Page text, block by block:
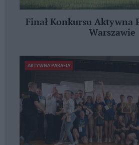
Finał Konkursu Aktywna
Warszawie
AKTYWNA PARAFIA